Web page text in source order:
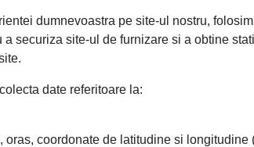
dumnevoastra pe site-ul nostru,
a securiza site-ul de furnizare si a obtine
date referitoare la:
oras, coordonate de latitudine si longitudine